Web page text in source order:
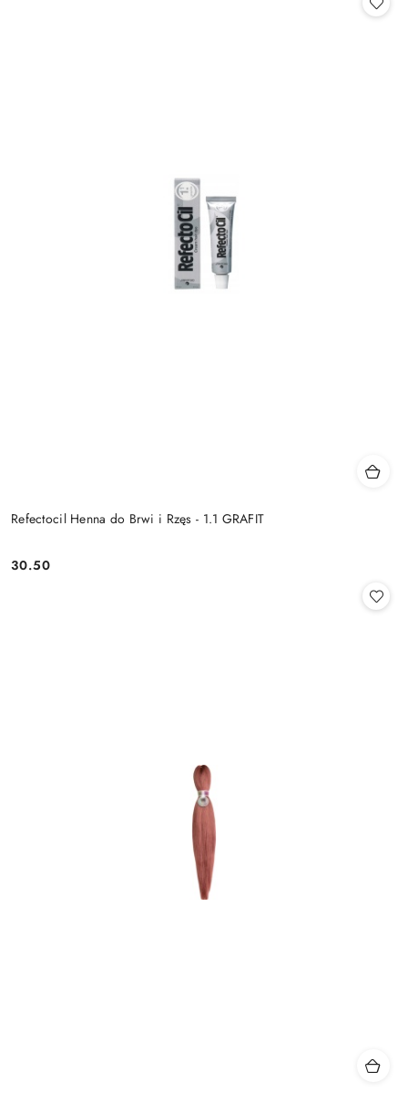
Refectocil Henna do Brwi i Rzęs - 1.1 GRAFIT
Cena:
30.50